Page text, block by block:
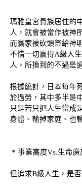
瑪雅皇宮貴族居住的
人，就會被當作被神
而贏家被砍頭祭給神
不惜一切贏得A級人
人，所換到的不過是
根據統計，日本每年
於過勞，其中多半是
只是若只把人生當成
身體、輸掉家庭、也
* 事業高度Vs.生命廣
但追求B級人生，是